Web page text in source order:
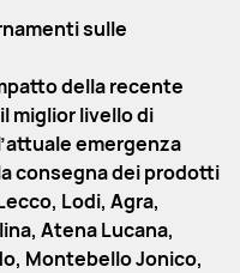
sulle
della recente
miglior livello di
emergenza
consegna dei prodotti
Lodi, Agra,
Atena Lucana,
Montebello Jonico,